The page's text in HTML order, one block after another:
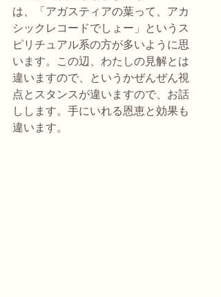
は、「アガスティアの葉って、アカ
シックレコードでしょー」というス
ピリチュアル系の方が多いように思
います。この辺、わたしの見解とは
違いますので、というかぜんぜん視
点とスタンスが違いますので、お話
しします。手にいれる恩恵と効果も
違います。